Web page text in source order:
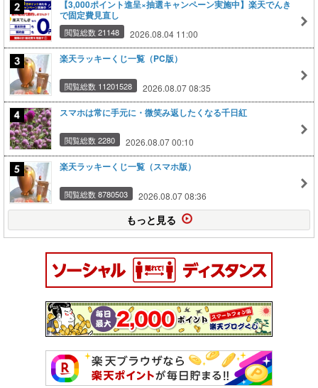
【3,000ポイント進呈×抽選キャンペーン実施中】楽天でんき
で固定費見直し
閲覧総数 21148 2026.08.04 11:00
楽天ラッキーくじ一覧（PC版）
閲覧総数 11201528 2026.08.07 08:35
スマホは常に手元に・微笑み返したくなる千日紅
閲覧総数 2280 2026.08.07 00:10
楽天ラッキーくじ一覧（スマホ版）
閲覧総数 8780503 2026.08.07 08:36
もっと見る